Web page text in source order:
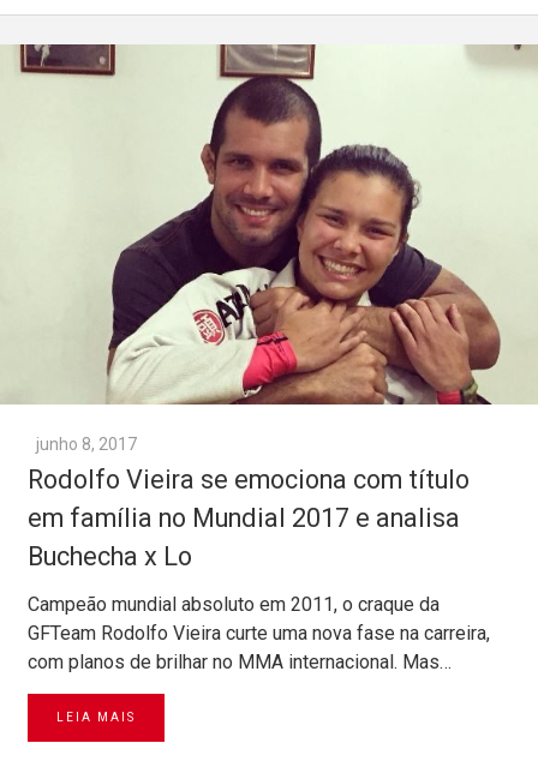
junho 8, 2017
Rodolfo Vieira se emociona com título
em família no Mundial 2017 e analisa
Buchecha x Lo
Campeão mundial absoluto em 2011, o craque da
GFTeam Rodolfo Vieira curte uma nova fase na carreira,
com planos de brilhar no MMA internacional. Mas…
LEIA MAIS